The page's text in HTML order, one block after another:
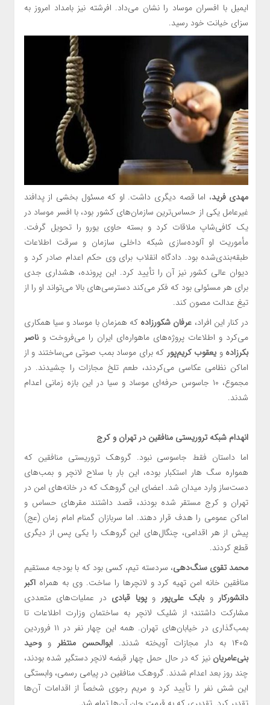
ایمیل با افسران موساد را نشان می‌داد. افرشته نیز بامداد امروز به
سزای خیانت خود رسید.
مهدی فرید، اما قصه دیگری داشت. او که مسئول بخشی از پدافند
غیرعامل یکی از حساس‌ترین سازمان‌های کشور بود، با افسر موساد در
یک کافی‌شاپ ملاقات کرد و بسته حاوی یورو را تحویل گرفت.
مأموریت او آلوده‌سازی شبکه داخلی سازمان و سرقت اطلاعات
طبقه‌بندی‌شده بود. دادگاه انقلاب برای وی حکم اعدام صادر کرد و
دیوان عالی کشور نیز آن را تأیید کرد. این پرونده، هشداری جدی
برای هر مسئولی بود که فکر می‌کند دسترسی‌های بالا می‌تواند او را از
تیغ عدالت مصون کند.
در کنار این افراد، عرفان شکورزاده که همزمان با موساد و سیا همکاری
می‌کرد و اطلاعات پروژه‌های ماهواره‌ای ایران را می‌فروخت وناصر
بکرزاده و یعقوب کریم‌پور که برای موساد بمب صوتی می‌ساختند و از
اماکن نظامی عکاسی می‌کردند، طعم تلخ مجازات را چشیدند. در
مجموع، ۱۰ جاسوس حرفه‌ای موساد و سیا در این بازه زمانی اعدام
شدند.
انهدام شبکه تروریستی منافقین در تهران و کرج
اما داستان فقط جاسوسی نبود. گروهک تروریستی منافقین که
همواره سگ هار استکبار بوده، این بار با سلاح لانچر و بمب‌های
دست‌ساز وارد میدان شد. اعضای این گروهک که در خانه‌های امن در
تهران و کرج مستقر شده بودند، قصد داشتند مقرهای حساس و
اماکن عمومی را هدف قرار دهند. اما سربازان گمنام امام زمان (عج)
پیش از هر اقدامی، چنگال‌های این گروهک را یکی پس از دیگری
قطع کردند.
محمد تقوی سنگ‌دهی، سردسته تیم، کسی بود که با بودجه مستقیم
منافقین خانه امن تهیه کرد و لانچرها را ساخت. وی به همراهاکبر
دانشورکار وبابک علی‌پور وپویا قبادی در عملیات‌های متعددی
مشارکت داشتند؛ از شلیک لانچر به ساختمان وزارت اطلاعات تا
بمب‌گذاری در خیابان‌های تهران. همه این چهار نفر در ۱۱ فروردین
۱۴۰۵ به دار مجازات آویخته شدند.
ابوالحسن منتظر ووحید
بنی‌عامریان نیز که در حال حمل چهار قبضه لانچر دستگیر شده بودند،
چند روز بعد اعدام شدند. گروهک منافقین در پیامی رسمی، وابستگی
این شش نفر را تأیید کرد و مریم رجوی شخصاً از اقدامات آن‌ها